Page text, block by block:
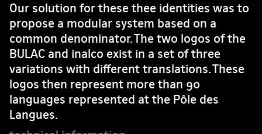
Our solution for these thee identities was to
propose a modular system based on a
common denominator. The two logos of the
BULAC and inalco exist in a set of three
variations with different translations. These
logos then represent more than 90
languages represented at the Pôle des
Langues.